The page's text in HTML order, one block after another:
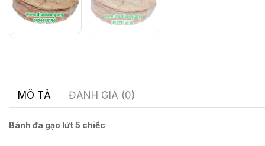
MÔ TẢ ĐÁNH GIÁ (0)
Bánh đa gạo lứt 5 chiếc